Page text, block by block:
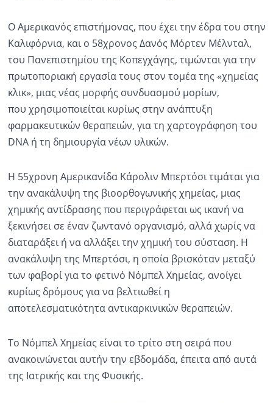
Ο Αμερικανός επιστήμονας, που έχει την έδρα του στην
Καλιφόρνια, και ο 58χρονος Δανός Μόρτεν Μέλνταλ,
του Πανεπιστημίου της Κοπεγχάγης, τιμώνται για την
πρωτοποριακή εργασία τους στον τομέα της «χημείας
κλικ», μιας νέας μορφής συνδυασμού μορίων,
που χρησιμοποιείται κυρίως στην ανάπτυξη
φαρμακευτικών θεραπειών, για τη χαρτογράφηση του
DNA ή τη δημιουργία νέων υλικών.
Η 55χρονη Αμερικανίδα Κάρολιν Μπερτόσι τιμάται για
την ανακάλυψη της βιοορθογωνικής χημείας, μιας
χημικής αντίδρασης που περιγράφεται ως ικανή να
ξεκινήσει σε έναν ζωντανό οργανισμό, αλλά χωρίς να
διαταράξει ή να αλλάξει την χημική του σύσταση. Η
ανακάλυψη της Μπερτόσι, η οποία βρισκόταν μεταξύ
των φαβορί για το φετινό Νόμπελ Χημείας, ανοίγει
κυρίως δρόμους για να βελτιωθεί η
αποτελεσματικότητα αντικαρκινικών θεραπειών.
Το Νόμπελ Χημείας είναι το τρίτο στη σειρά που
ανακοινώνεται αυτήν την εβδομάδα, έπειτα από αυτά
της Ιατρικής και της Φυσικής.